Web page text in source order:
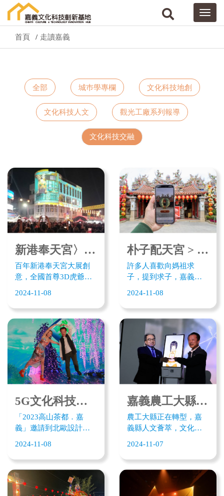
首頁 走讀嘉義
全部 城巿學專欄 文化科技地創
文化科技人文 觀光工廠系列報導
文化科技交融
新港奉天宮〉3D虎爺現身新港奉天宮 10萬信徒追捧媽祖遶境熱潮
百年新港奉天宮大展創
意，全國首尊3D虎爺現
視虎爺從四樓高空擲出
數位錢母，民眾祼視數
位錢母就從天而降，3D
畫面栩栩如繪。民眾可
拿起手機接獲數位錢
母，並在線上擲筊求好
運，點亮平安燈，這是
全國首次將3D裸視光影
技術應用在宮廟活動，
媽祖遶境期間掀起一波
虎爺追捧熱潮。
2024-11-08
朴子配天宮 > 結合XR擴增實境 傳統「求子燈花」轉化成尋寶遊戲
許多人喜歡向媽祖求
子，提到求子，嘉義縣
年朴子配天宮「求子燈
花」文化，百年傳承生
生不息。 ​ 嘉義縣朴子市
現今的繁榮可說是由配
天宮開始，早期配天宮
媽祖有拿手轎幫人辦
事，當信徒向媽祖祈求
能夠有子嗣，手轎就指
向旁邊的白色牡丹花
樹，並諭知信徒媽祖
「要賜你白花」，不久
後真的懷孕且生下白白
胖胖的壯丁，朴仔腳子
願求得子嗣。
2024-11-08
5G文化科技尋訪高山茶都 體驗茶生活
「2023高山茶都．嘉
義」邀請到北歐設計執
人，國際知名設計師陳
永基擔任視覺設計，從
嘉義縣在地出發，以
「茶．生活」為主題，
2024-11-08
嘉義農工大縣轉型 5G科技點亮文化觀光新魅力
農工大縣正在轉型，嘉
義縣人文薈萃，文化底
署112-113年「地方文化
特色整合5G應用與落地
計畫」的補助，讓5G文
化科技穿梭大嘉義，一
2024-11-07